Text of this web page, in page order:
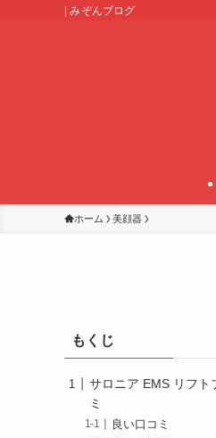
| みぞんブログ
ホーム 美顔器
もくじ
サロニア EMS リフト
ミ
良い口コミ